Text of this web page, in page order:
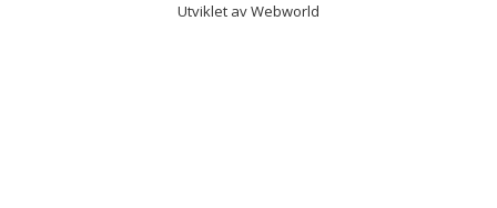
Utviklet avWebworld